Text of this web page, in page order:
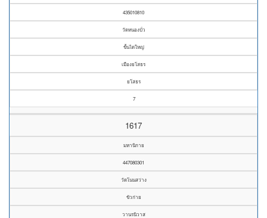
435010810
วัดหนองบั่ว
ขั้นไดใหญ่
เมืองยโสธร
ยโสธร
7
1617
มหานิกาย
447080301
วัดโนนสว่าง
ขัวก่าย
วานรนิวาส